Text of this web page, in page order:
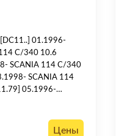
01.1996-
114
05.1996-
Цены